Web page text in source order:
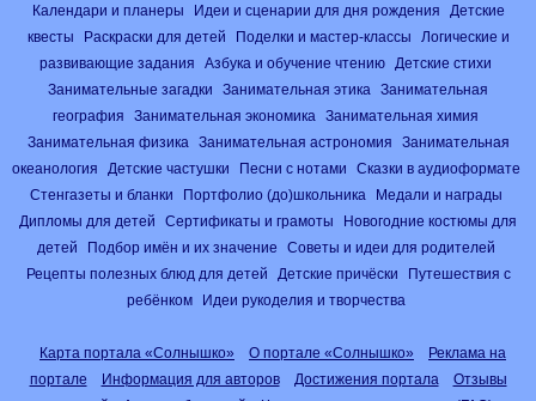
Календари и планеры
Идеи и сценарии для дня рождения
Детские
квесты
Раскраски для детей Поделки и мастер-классы
Логические и
развивающие задания
Азбука и обучение чтению
Детские стихи
Занимательные загадки
Занимательная этика
Занимательная
география
Занимательная экономика
Занимательная химия
Занимательная физика
Занимательная астрономия
Занимательная
океанология
Детские частушки Песни с нотами
Сказки в аудиоформате
Стенгазеты и бланки
Портфолио (до)школьника
Медали и награды
Дипломы для детей
Сертификаты и грамоты
Новогодние костюмы для
детей
Подбор имён и их значение
Советы и идеи для родителей
Рецепты полезных блюд для детей
Детские причёски
Путешествия с
ребёнком
Идеи рукоделия и творчества
Карта портала «Солнышко» О портале «Солнышко»
Реклама на
портале
Информация для авторов Достижения портала
Отзывы